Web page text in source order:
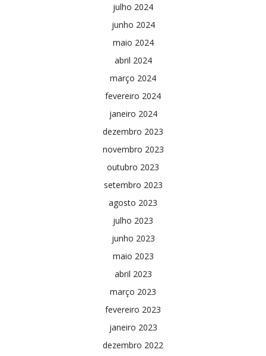
julho 2024
junho 2024
maio 2024
abril 2024
março 2024
fevereiro 2024
janeiro 2024
dezembro 2023
novembro 2023
outubro 2023
setembro 2023
agosto 2023
julho 2023
junho 2023
maio 2023
abril 2023
março 2023
fevereiro 2023
janeiro 2023
dezembro 2022